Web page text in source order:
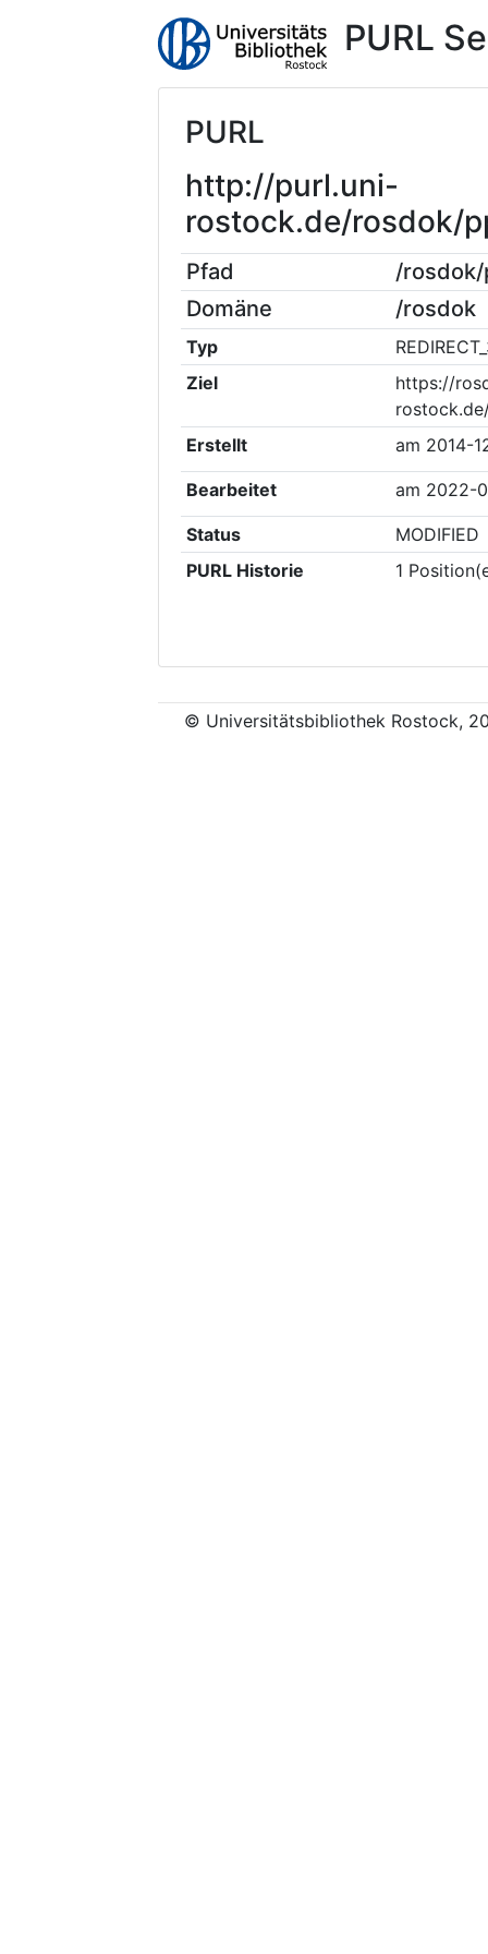
PURL
PURL
http://purl.uni-
rostock.de/rosdok/
Pfad
/
Domäne
/rosdok
Typ
Ziel
https://
Erstellt
am 2014-
Bearbeitet am 2022-
Status
MODIFIED
PURL Historie
1
© Universitätsbibliothek Rostock,